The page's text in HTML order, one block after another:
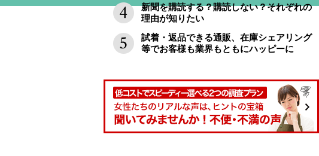
新聞を購読する？購読しない？それぞれの
理由が知りたい
試着・返品できる通販、在庫シェアリング
等でお客様も業界もともにハッピーに